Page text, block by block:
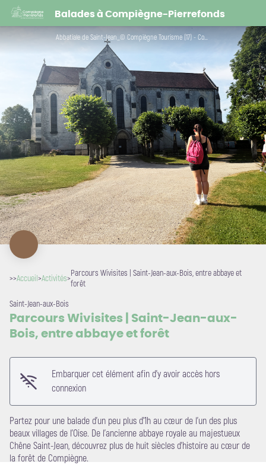
Balades à Compiègne-Pierrefonds
Abbatiale de Saint-Jean_© Compiègne Tourisme (17) - Compiègne Tourisme
Voir l'image en plein écran
>>Accueil>Activités>
Parcours Wivisites | Saint-Jean-aux-Bois, entre abbaye et
forêt
Saint-Jean-aux-Bois
Parcours Wivisites | Saint-Jean-aux-
Bois, entre abbaye et forêt
Embarquer cet élément afin d'y avoir accès hors
connexion
Partez pour une balade d'un peu plus d'1h au cœur de l'un des plus
beaux villages de l'Oise. De l'ancienne abbaye royale au majestueux
Chêne Saint-Jean, découvrez plus de huit siècles d'histoire au cœur de
la forêt de Compiègne.